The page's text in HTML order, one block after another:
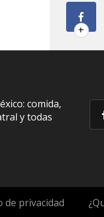
+
comida,
y todas
de privacidad